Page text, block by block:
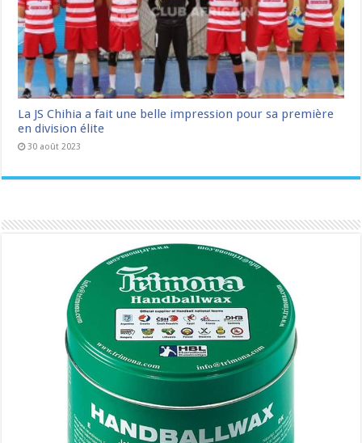
La JS Chihia a fait une belle impression pour sa première
en division élite
30 août 2023